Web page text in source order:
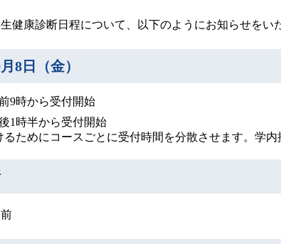
健康診断日程について、以下のようにお知らせをい
8日（金）
9時から受付開始
1時半から受付開始
ためにコースごとに受付時間を分散させます。学内